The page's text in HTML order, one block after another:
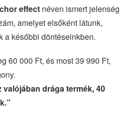
effect néven ismert jelenség
amelyet elsőként látunk,
a későbbi döntéseinkben.
60 000 Ft, és most 39 990 Ft,
valójában drága termék, 40